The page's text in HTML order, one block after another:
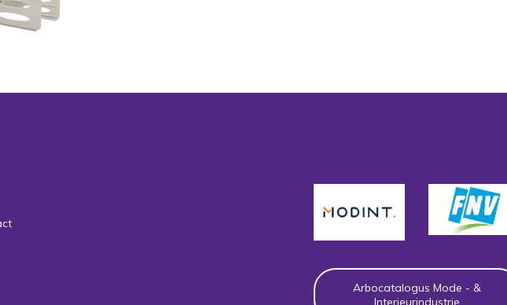
Arbocatalogus Mode - &
Interieurindustrie